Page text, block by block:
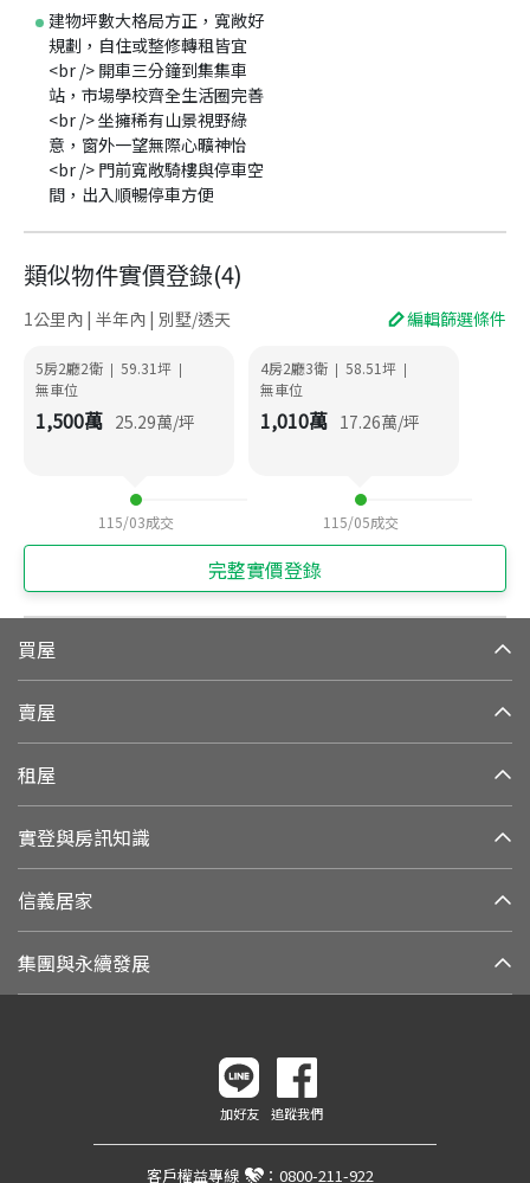
建物坪數大格局方正，寬敞好
規劃，自住或整修轉租皆宜
<br /> 開車三分鐘到集集車
站，市場學校齊全生活圈完善
<br /> 坐擁稀有山景視野綠
意，窗外一望無際心曠神怡
<br /> 門前寬敞騎樓與停車空
間，出入順暢停車方便
類似物件實價登錄(4)
1公里內 | 半年內 | 別墅/透天 編輯篩選條件
5房2廳2衛 | 59.31坪 |
無車位
1,500萬 25.29萬/坪
115/03成交
4房2廳3衛 | 58.51坪 |
無車位
1,010萬 17.26萬/坪
115/05成交
完整實價登錄
買屋
賣屋
租屋
實登與房訊知識
信義居家
集團與永續發展
加好友 追蹤我們
客戶權益專線 ： 0800-211-922